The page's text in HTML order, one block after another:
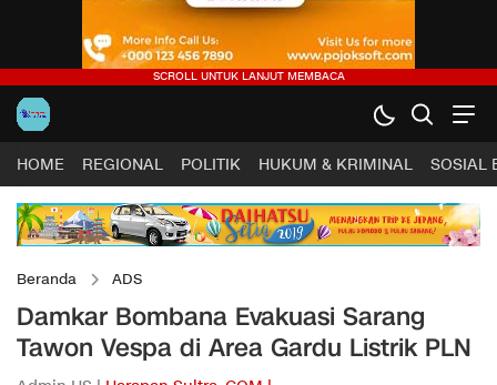
HOME REGIONAL POLITIK HUKUM & KRIMINAL SOSIAL
Beranda ADS
Damkar Bombana Evakuasi Sarang
Tawon Vespa di Area Gardu Listrik PLN